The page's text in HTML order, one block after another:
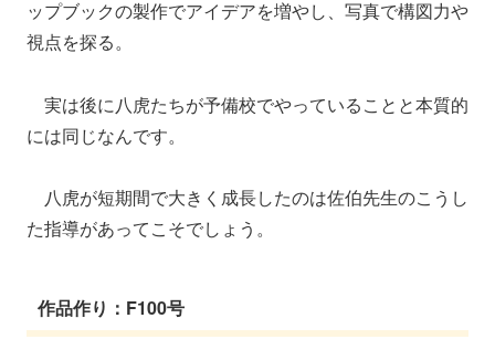
ップブックの製作でアイデアを増やし、写真で構図力や
視点を探る。
実は後に八虎たちが予備校でやっていることと本質的
には同じなんです。
八虎が短期間で大きく成長したのは佐伯先生のこうし
た指導があってこそでしょう。
作品作り：F100号